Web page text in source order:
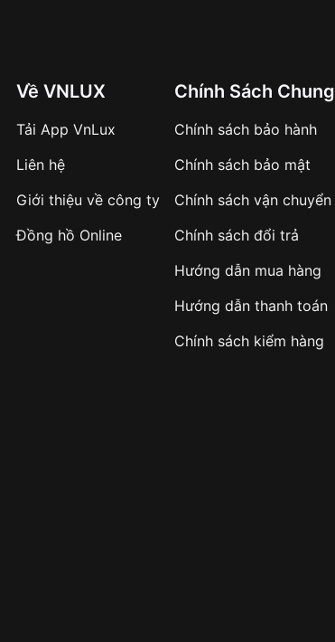
Về VNLUX
Tải App VnLux
Liên hệ
Giới thiệu về công ty
Đồng hồ Online
Chính Sách Chung
Chính sách bảo hành
Chính sách bảo mật
Chính sách vận chuyển
Chính sách đổi trả
Hướng dẫn mua hàng
Hướng dẫn thanh toán
Chính sách kiểm hàng